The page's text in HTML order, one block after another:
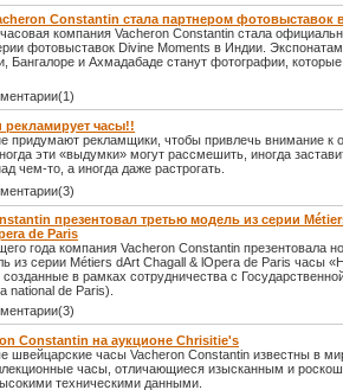
Constantin стала партнером фотовыставок
компания Vacheron Constantin стала
фотовыставок Divine Moments в Индии.
Бангалоре и Ахмадабаде станут фотографии,
рекламирует часы!!
придумают рекламщики, чтобы привлечь внимание к
эти «выдумки» могут рассмешить, иногда
чем-то, а иногда даже растрогать.
презентовал третью модель из серии
de Paris
года компания Vacheron Constantin презентовала
из серии Métiers dArt Chagall & lOpera de Paris часы
в рамках сотрудничества с
national de Paris).
Constantin на аукционе Chrisitie's
швейцарские часы Vacheron Constantin известны в
часы, отличающиеся изысканным и
техническими данными.